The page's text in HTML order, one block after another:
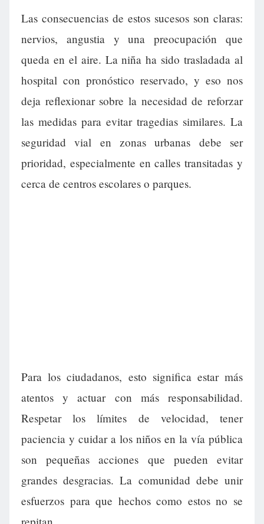
Las consecuencias de estos sucesos son claras:
nervios, angustia y una preocupación que
queda en el aire. La niña ha sido trasladada al
hospital con pronóstico reservado, y eso nos
deja reflexionar sobre la necesidad de reforzar
las medidas para evitar tragedias similares. La
seguridad vial en zonas urbanas debe ser
prioridad, especialmente en calles transitadas y
cerca de centros escolares o parques.
Para los ciudadanos, esto significa estar más
atentos y actuar con más responsabilidad.
Respetar los límites de velocidad, tener
paciencia y cuidar a los niños en la vía pública
son pequeñas acciones que pueden evitar
grandes desgracias. La comunidad debe unir
esfuerzos para que hechos como estos no se